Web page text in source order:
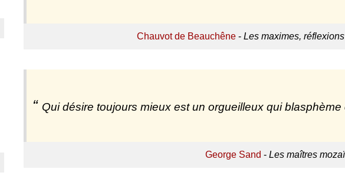
Chauvot de Beauchêne- Les maximes,
Qui désire toujours mieux est un orgueilleux qui blasphème
George Sand - Les maîtres